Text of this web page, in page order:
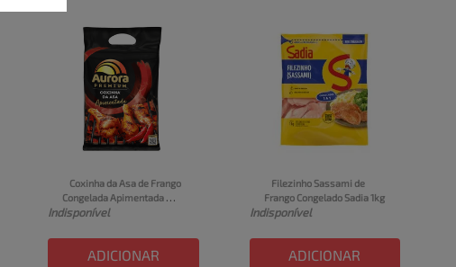
Coxinha da Asa de Frango
Congelada Apimentada
Aurora Premium 800g
Indisponível
ADICIONAR
Filezinho Sassami de
Frango Congelado Sadia 1kg
Indisponível
ADICIONAR